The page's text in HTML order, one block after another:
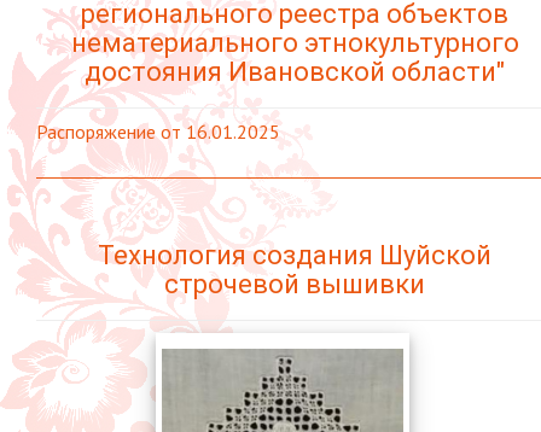
регионального реестра объектов
нематериального этнокультурного
достояния Ивановской области"
Распоряжение от 16.01.2025
Технология создания Шуйской
строчевой вышивки